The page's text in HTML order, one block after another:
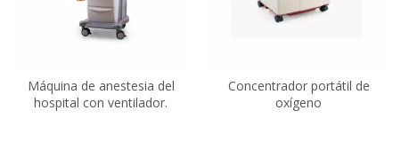
Máquina de anestesia del
hospital con ventilador.
Concentrador portátil de
oxígeno